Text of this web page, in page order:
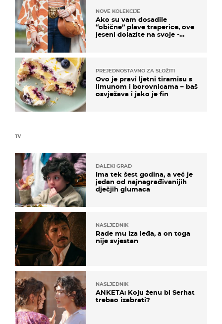
TV
DALEKI GRAD
Ima tek šest godina, a već je
jedan od najnagrađivanijih
dječjih glumaca
NASLJEDNIK
Rade mu iza leđa, a on toga
nije svjestan
NASLJEDNIK
ANKETA: Koju ženu bi Serhat
trebao izabrati?
NOVE KOLEKCIJE
Ako su vam dosadile
“obične” plave traperice, ove
jeseni dolazite na svoje -
PREJEDNOSTAVNO ZA SLOŽITI
Ovo je pravi ljetni tiramisu s
limunom i borovnicama – baš
osvježava i jako je fin